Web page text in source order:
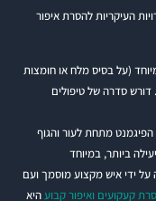
העיקריות להסרת איפור
(על בסיס מלח או חומצות
סדרה של טיפולים
מתחת לעור והגוף
ביותר, במיוחד
על ידי איש מקצוע מוסמך ועם
קעקועים ואיפור קבועהיא